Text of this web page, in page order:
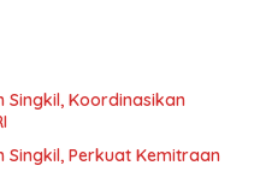
Singkil, Koordinasikan
Singkil, Perkuat Kemitraan